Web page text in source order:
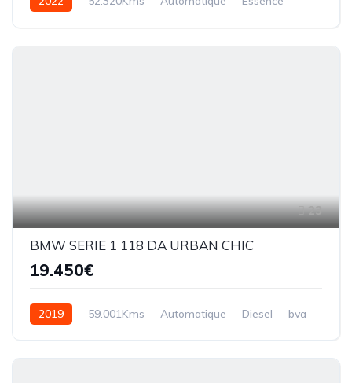
23
BMW SERIE 1 118 DA URBAN CHIC
19.450€
2019 59.001Kms Automatique Diesel bva